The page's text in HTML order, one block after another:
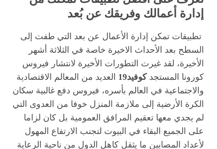
إدارة أعمالك وفريقك عن بُعد
تطبيقات تمكن إدارة الأعمال عن بعد التي طفت إلى
السطح بعد الأحداث الاخيرة خاصة في الثلاثة أشهر
الأخيرة، لقد غيرت التطورات الأخيرة لانتشار فيروس
كورونا المستجدكوفيد19
العديد من المعالم الاقتصادية
والاجتماعية في العالم بأسره، فيروس دفع غالبية سكان
الكرة الأرضية إلى ملازمة المنزل خوفا من العدوى التي
لم يجدي معها تعقيم المرافق العمومية بل كان لزاما
على الجميع البقاء في البيوت لتجنب الارتفاع المهول
لأعداد المصابين ما يثقل كاهل الدول من ناحية الرعاية